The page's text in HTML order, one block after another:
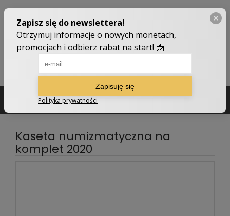
Kaseta numizmatyczna na
komplet 2020